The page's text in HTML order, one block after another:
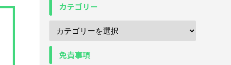
カテゴリー
免責事項